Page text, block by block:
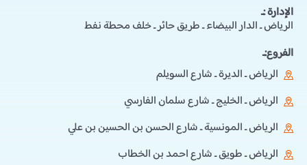
الإدارة :ـ
الرياض ـ الدار البيضاء ـ طريق حائر ـ خلف محطة نفط
الفروع:ـ
الرياض ـ الديرة ـ شارع السويلم
الرياض ـ الخليج ـ شارع سلمان الفارسي
الرياض ـ المونسية ـ شارع الحسن بن الحسين بن علي
الرياض ـ طويق ـ شارع احمد بن الخطاب